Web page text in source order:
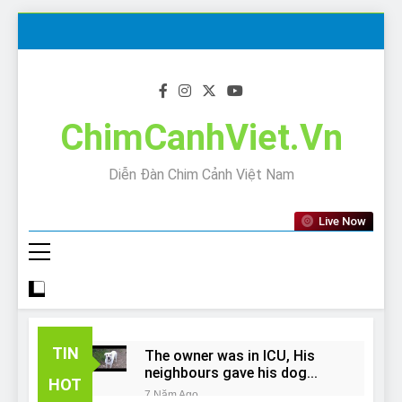
ChimCanhViet.Vn
Diễn Đàn Chim Cảnh Việt Nam
Live Now
TIN
HOT
The owner was in ICU, His
neighbours gave his dog
away!
7 Năm Ago